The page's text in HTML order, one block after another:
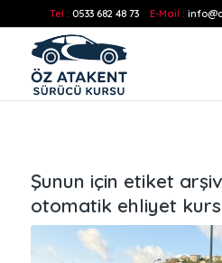
Tel : 0533 682 48 73 E-Mail :
Şunun için etiket
otomatik ehliyet